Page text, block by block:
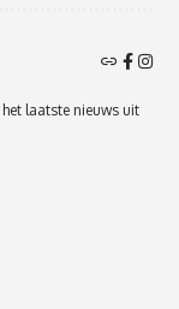
laatste nieuws uit